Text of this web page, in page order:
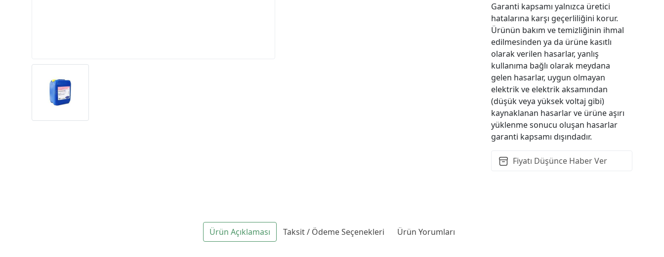
Garanti kapsamı yalnızca üretici
hatalarına karşı geçerliliğini korur.
Ürünün bakım ve temizliğinin ihmal
edilmesinden ya da ürüne kasıtlı
olarak verilen hasarlar, yanlış
kullanıma bağlı olarak meydana
gelen hasarlar, uygun olmayan
elektrik ve elektrik aksamından
(düşük veya yüksek voltaj gibi)
kaynaklanan hasarlar ve ürüne aşırı
yüklenme sonucu oluşan hasarlar
garanti kapsamı dışındadır.
Fiyatı Düşünce Haber Ver
Ürün Açıklaması Taksit / Ödeme Seçenekleri Ürün Yorumları